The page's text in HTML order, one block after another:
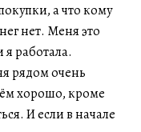
а что кому
нет. Меня это
работала.
рядом очень
хорошо, кроме
И если в начале